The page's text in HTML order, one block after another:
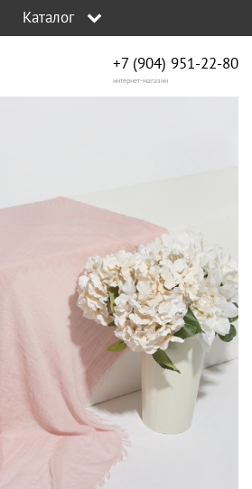
Каталог
+7 (904) 951‑22‑80
интернет-магазин